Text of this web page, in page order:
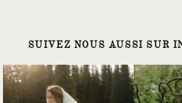
SUIVEZ NOUS AUSSI SUR